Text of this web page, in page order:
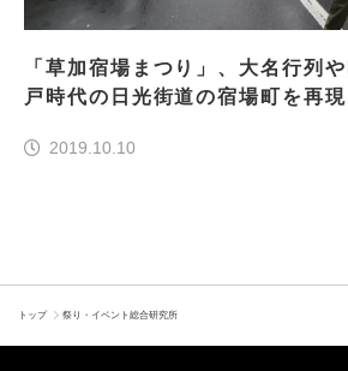
「草加宿場まつり」、大名行列
戸時代の日光街道の宿場町を再現
2019.10.10
トップ 祭り・イベント総合研究所